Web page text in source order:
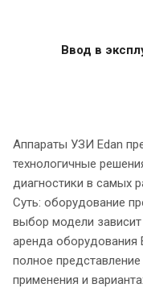
Ввод в
Аппараты УЗИ Edan
технологичные
диагностики в самых
Суть: оборудование
выбор модели
аренда оборудования
полное
применения и